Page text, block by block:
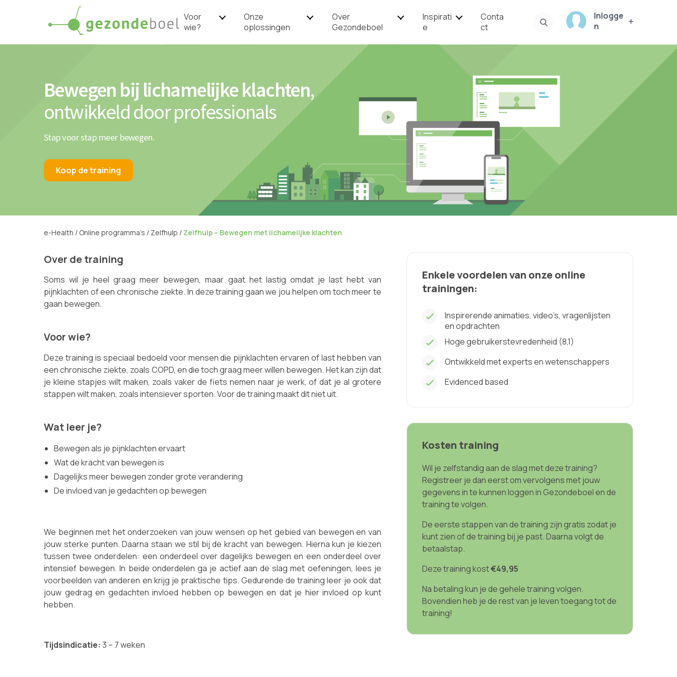
Voor
wie?
Onze
oplossingen
Over
Gezondeboel
Inspirati
e
Conta
ct
Inlogge
n
Bewegen bij lichamelijke klachten,
ontwikkeld door professionals
Stap voor stap meer bewegen.
Koop de training
e-Health / Online programma’s / Zelfhulp / Zelfhulp – Bewegen met lichamelijke klachten
Over de training
Soms wil je heel graag meer bewegen, maar gaat het lastig omdat je last hebt van
pijnklachten of een chronische ziekte. In deze training gaan we jou helpen om toch meer te
gaan bewegen.
Voor wie?
Deze training is speciaal bedoeld voor mensen die pijnklachten ervaren of last hebben van
een chronische ziekte, zoals COPD, en die toch graag meer willen bewegen. Het kan zijn dat
je kleine stapjes wilt maken, zoals vaker de fiets nemen naar je werk, of dat je al grotere
stappen wilt maken, zoals intensiever sporten. Voor de training maakt dit niet uit.
Wat leer je?
Bewegen als je pijnklachten ervaart
Wat de kracht van bewegen is
Dagelijks meer bewegen zonder grote verandering
De invloed van je gedachten op bewegen
We beginnen met het onderzoeken van jouw wensen op het gebied van bewegen en van
jouw sterke punten. Daarna staan we stil bij de kracht van bewegen. Hierna kun je kiezen
tussen twee onderdelen: een onderdeel over dagelijks bewegen en een onderdeel over
intensief bewegen. In beide onderdelen ga je actief aan de slag met oefeningen, lees je
voorbeelden van anderen en krijg je praktische tips. Gedurende de training leer je ook dat
jouw gedrag en gedachten invloed hebben op bewegen en dat je hier invloed op kunt
hebben.
Tijdsindicatie: 3 – 7 weken
Enkele voordelen van onze online
trainingen:
Inspirerende animaties, video’s, vragenlijsten
en opdrachten
Hoge gebruikerstevredenheid (8,1)
Ontwikkeld met experts en wetenschappers
Evidenced based
Kosten training
Wil je zelfstandig aan de slag met deze training?
Registreer je dan eerst om vervolgens met jouw
gegevens in te kunnen loggen in Gezondeboel en de
training te volgen.
De eerste stappen van de training zijn gratis zodat je
kunt zien of de training bij je past. Daarna volgt de
betaalstap.
Deze training kost€49,95
Na betaling kun je de gehele training volgen.
Bovendien heb je de rest van je leven toegang tot de
training!